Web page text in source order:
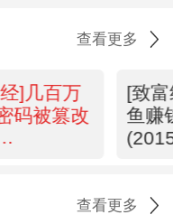
查看更多
]几百万
码被篡改
[致
鱼赚
查看更多